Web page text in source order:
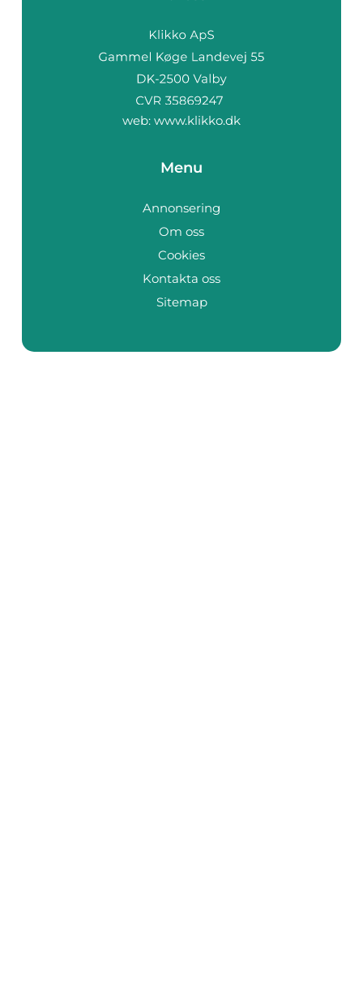
web: www.klikko.dk
Menu
Annonsering
Om oss
Cookies
Kontakta oss
Sitemap